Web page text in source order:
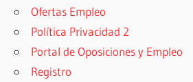
Ofertas Empleo
Política Privacidad 2
Portal de Oposiciones y Empleo
Registro